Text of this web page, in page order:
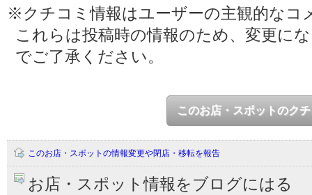
※クチコミ情報はユーザーの主観的なコ
これらは投稿時の情報のため、変更に
でご了承ください。
このお店・スポットのク
このお店・スポットの情報変更や閉店・移転を報告
お店・スポット情報をブログにはる